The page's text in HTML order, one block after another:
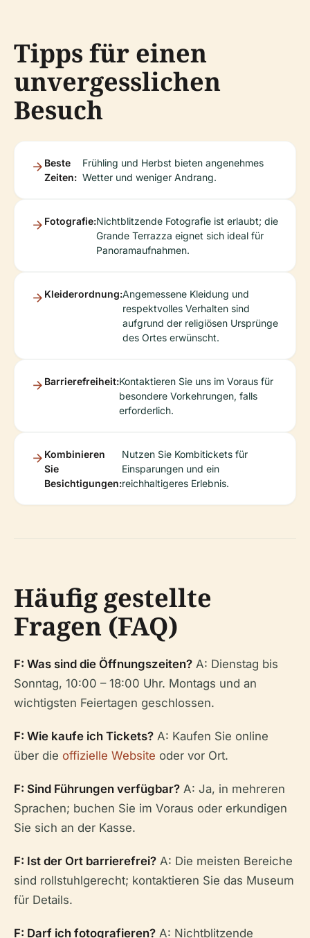
Tipps für einen
unvergesslichen
Besuch
Beste
Zeiten:
Frühling und Herbst bieten angenehmes
Wetter und weniger Andrang.
Fotografie:Nichtblitzende Fotografie ist erlaubt; die
Grande Terrazza eignet sich ideal für
Panoramaufnahmen.
Kleiderordnung:Angemessene Kleidung und
respektvolles Verhalten sind
aufgrund der religiösen Ursprünge
des Ortes erwünscht.
Barrierefreiheit:Kontaktieren Sie uns im Voraus für
besondere Vorkehrungen, falls
erforderlich.
Kombinieren
Sie
Besichtigungen:
Nutzen Sie Kombitickets für
Einsparungen und ein
reichhaltigeres Erlebnis.
Häufig gestellte
Fragen (FAQ)
F: Was sind die Öffnungszeiten? A: Dienstag bis
Sonntag, 10:00 – 18:00 Uhr. Montags und an
wichtigsten Feiertagen geschlossen.
F: Wie kaufe ich Tickets? A: Kaufen Sie online
über die offizielle Website oder vor Ort.
F: Sind Führungen verfügbar? A: Ja, in mehreren
Sprachen; buchen Sie im Voraus oder erkundigen
Sie sich an der Kasse.
F: Ist der Ort barrierefrei? A: Die meisten Bereiche
sind rollstuhlgerecht; kontaktieren Sie das Museum
für Details.
F: Darf ich fotografieren? A: Nichtblitzende